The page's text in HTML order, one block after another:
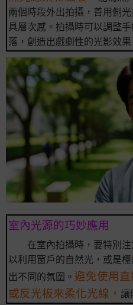
兩個時段外出拍攝，善用側
具層次感。拍攝時可以調整
落，創造出戲劇性的光影效果
室內光源的巧妙應用
在室內拍攝時，要特別
以利用窗戶的自然光，或是
出不同的氛圍。 避免使用
或反光板來柔化光線， 讓